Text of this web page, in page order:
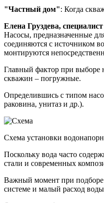
"Частный дом": Когда
Елена Груздева,
Насосы, предназначенные
соединяются с источником
монтируются
Главный фактор при выборе
скважин – погружные.
Определившись с типом
раковина, унитаз и др.).
Схема установки
Поскольку вода часто
стали и современных
Важный момент при подборе
системе и малый расход